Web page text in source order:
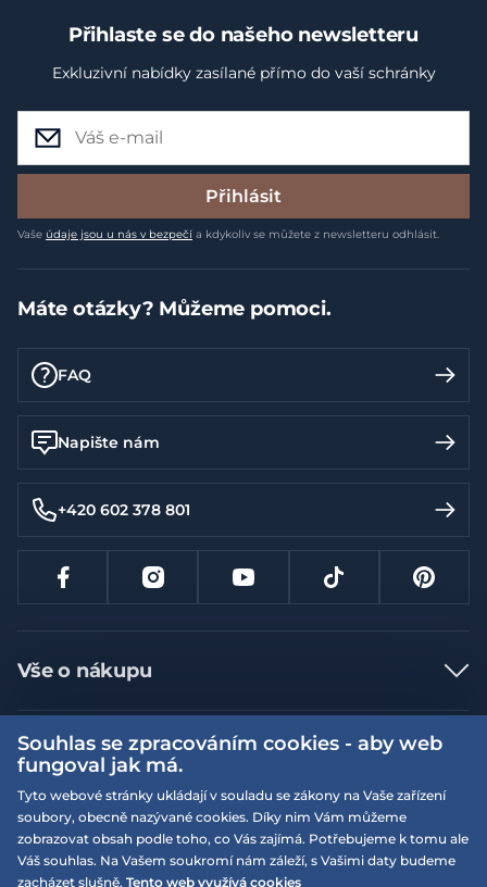
Přihlaste se do našeho newsletteru
Exkluzivní nabídky zasílané přímo do vaší schránky
Přihlásit
Vaše údaje jsou u nás v bezpečí a kdykoliv se můžete z newsletteru odhlásit.
Máte otázky? Můžeme pomoci.
FAQ
Napište nám
+420 602 378 801
Vše o nákupu
Jak nakupovat
Nejčastější dotazy
Doprava a platba
Vrácení a výměna zboží
Reklamace
Více informací
Obchodní podmínky
Podmínky EQS věrnostního klubu
On-line katalogy
Naše prodejny
EQS Rudná
Souhlas se zpracováním cookies - aby web
fungoval jak má.
Tyto webové stránky ukládají v souladu se zákony na Vaše zařízení
soubory, obecně nazývané cookies. Díky nim Vám můžeme
zobrazovat obsah podle toho, co Vás zajímá. Potřebujeme k tomu ale
Váš souhlas. Na Vašem soukromí nám záleží, s Vašimi daty budeme
zacházet slušně. Tento web využívá cookies